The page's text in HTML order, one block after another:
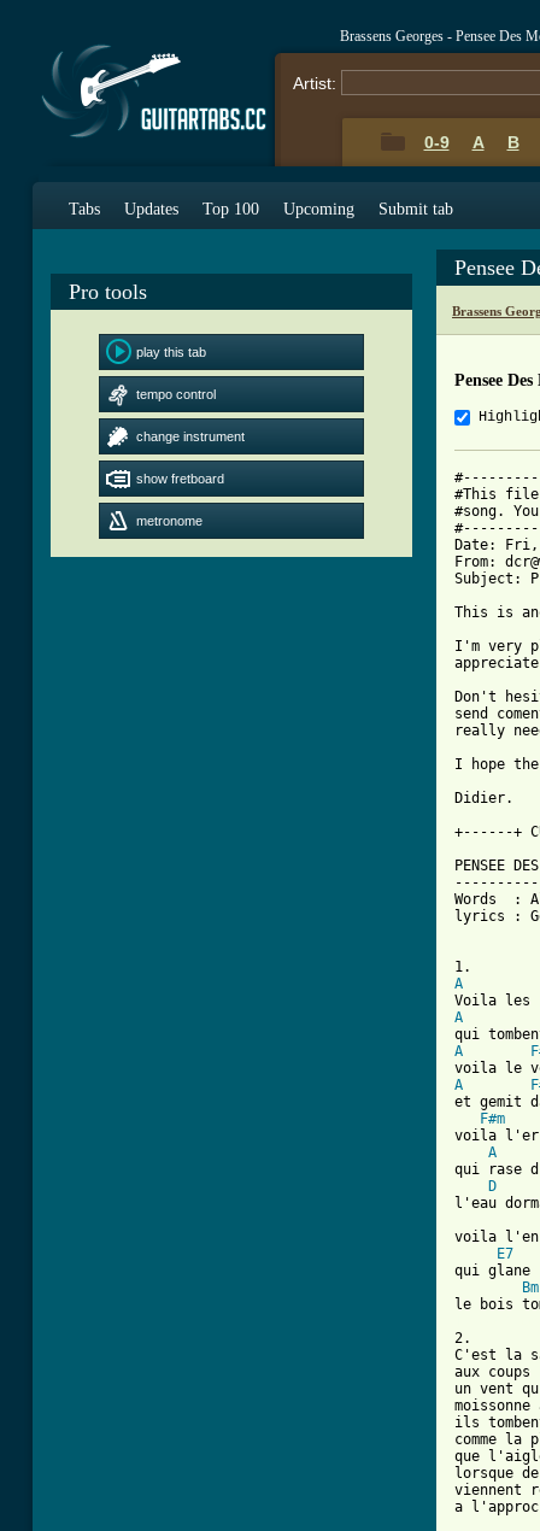
Brassens Georges - Pensee Des
Artist:
0-9 A B
Tabs Updates Top 100 Upcoming Submit tab
Pro tools
play this tab
tempo control
change instrument
show fretboard
metronome
Pensee
Brassens
Pensee
#This file
#song.
Date: Fri,
From:
Subject:
This is
I'm very
Don't
send
really
I hope
Didier.
+------+
PENSEE
Words  :
lyrics :
A
A
A
A
et gemit
F#m
voila
A
qui rase
D
l'eau
voila
E7
qui glane
Bm
2.
C'est la
aux coups
un vent
ils
comme la
que
lorsque
viennent
a